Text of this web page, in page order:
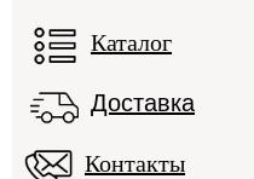
Каталог
Доставка
Контакты